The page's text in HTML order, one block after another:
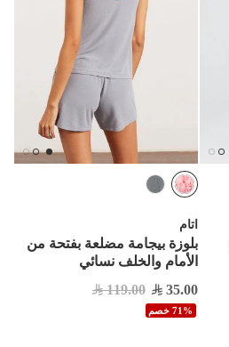
اتام
بلوزة بيجامة مضلعة بفتحة من
الأمام والخلف نسائي
35.00
119.00
71% خصم